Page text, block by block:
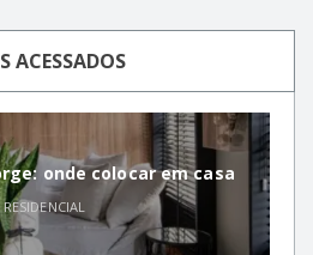
ACESSADOS
onde colocar em casa
RESIDENCIAL